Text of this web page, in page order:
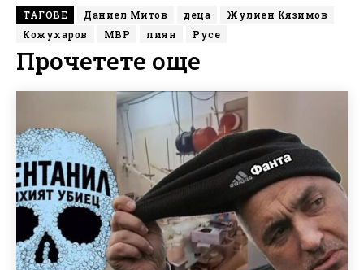
ТАГОВЕ Даниел Митов деца
Жулиен Кязимов
Кожухаров
МВР пиян Русе
Прочетете още